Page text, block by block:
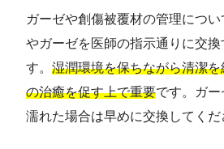
ガーゼや創傷被覆材の管理につ
やガーゼを医師の指示通りに交
す。 湿潤環境を保ちながら清潔
の治癒を促す上で重要です。ガ
濡れた場合は早めに交換してくだ